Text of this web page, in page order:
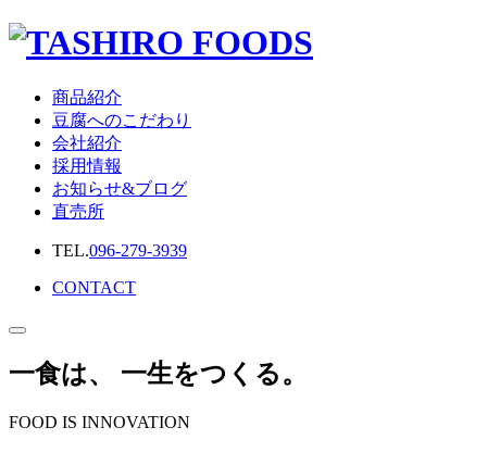
商品紹介
豆腐へのこだわり
会社紹介
採用情報
お知らせ&ブログ
直売所
TEL.096-279-3939
CONTACT
一食は、 一生をつくる。
FOOD IS INNOVATION